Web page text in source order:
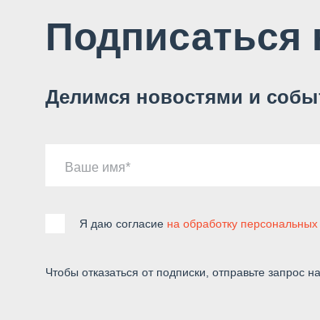
Подписаться
Делимся новостями и
Ваше имя
Я даю согласие на обработку
Чтобы отказаться от подписки, отправьте запрос